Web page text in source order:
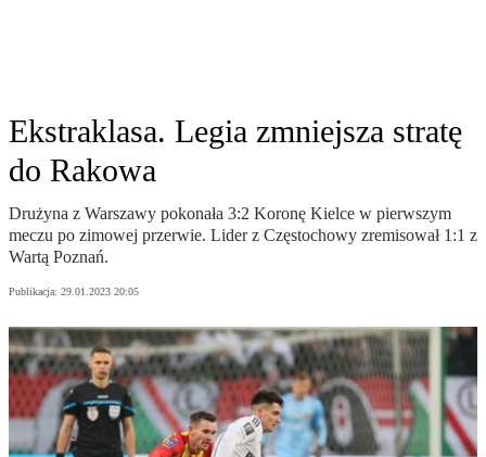
Ekstraklasa. Legia zmniejsza stratę
do Rakowa
Drużyna z Warszawy pokonała 3:2 Koronę Kielce w pierwszym
meczu po zimowej przerwie. Lider z Częstochowy zremisował 1:1 z
Wartą Poznań.
Publikacja: 29.01.2023 20:05